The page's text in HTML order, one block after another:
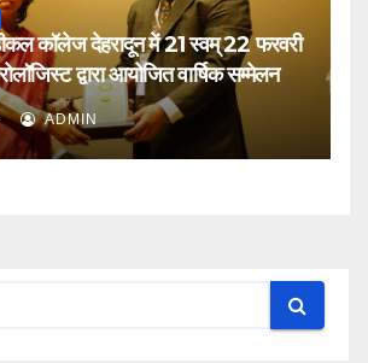
कॉलेज देहरादून में 21 स्वम् 22 फरवरी
द्वारा आयोजित वार्षिक सम्मेलन
ADMIN